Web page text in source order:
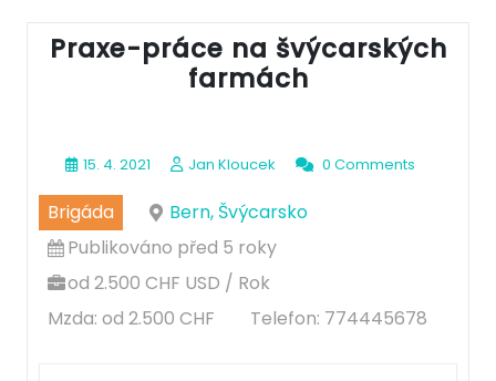
Praxe-práce na švýcarských
farmách
15. 4. 2021 Jan Kloucek 0 Comments
Brigáda
Bern, Švýcarsko
Publikováno před 5 roky
od 2.500 CHF USD / Rok
Mzda: od 2.500 CHF
Telefon: 774445678